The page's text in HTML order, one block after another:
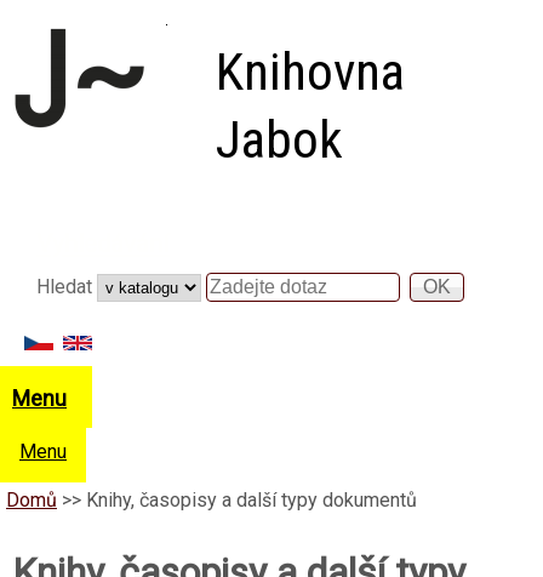
Přejít k hlavnímu obsahu
Knihovna
Jabok
Hledat
Hledat
Menu
Menu
Domů >> Knihy, časopisy a další typy dokumentů